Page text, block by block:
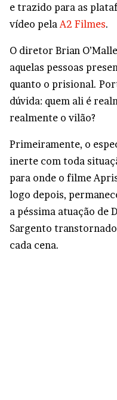
e trazido para as
vídeo pela A2 Filmes.
O diretor Brian
aquelas pessoas
quanto o prisional.
dúvida: quem ali é
realmente o vilão?
Primeiramente, o
inerte com toda
para onde o filme
logo depois,
a péssima atuação de
Sargento
cada cena.